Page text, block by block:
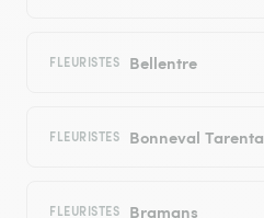
FLEURISTES Bellentre
FLEURISTES Bonneval
FLEURISTES Bramans